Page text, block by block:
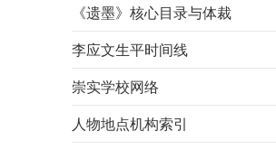
《遗墨》核心目录与体裁
李应文生平时间线
崇实学校网络
人物地点机构索引